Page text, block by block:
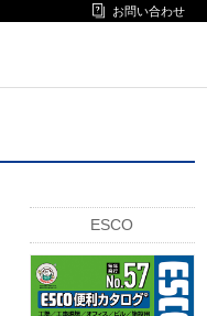
お問い合わせ
ESCO